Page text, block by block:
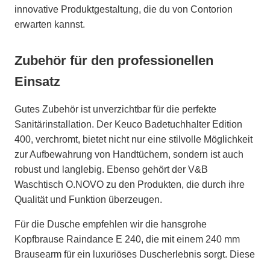
innovative Produktgestaltung, die du von Contorion
erwarten kannst.
Zubehör für den professionellen
Einsatz
Gutes Zubehör ist unverzichtbar für die perfekte
Sanitärinstallation. Der Keuco Badetuchhalter Edition
400, verchromt, bietet nicht nur eine stilvolle Möglichkeit
zur Aufbewahrung von Handtüchern, sondern ist auch
robust und langlebig. Ebenso gehört der V&B
Waschtisch O.NOVO zu den Produkten, die durch ihre
Qualität und Funktion überzeugen.
Für die Dusche empfehlen wir die hansgrohe
Kopfbrause Raindance E 240, die mit einem 240 mm
Brausearm für ein luxuriöses Duscherlebnis sorgt. Diese